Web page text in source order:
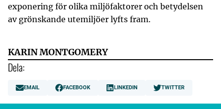
exponering för olika miljöfaktorer och betydelsen
av grönskande utemiljöer lyfts fram.
KARIN MONTGOMERY
Dela:
EMAIL FACEBOOK LINKEDIN TWITTER